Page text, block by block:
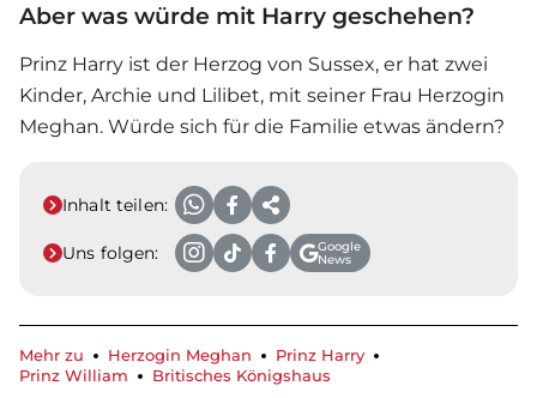
Aber was würde mit Harry geschehen?
Prinz Harry ist der Herzog von Sussex, er hat zwei
Kinder, Archie und Lilibet, mit seiner Frau Herzogin
Meghan. Würde sich für die Familie etwas ändern?
Inhalt teilen:
Uns folgen:
Google
News
Mehr zu Herzogin Meghan
Prinz Harry
Prinz William
Britisches Königshaus